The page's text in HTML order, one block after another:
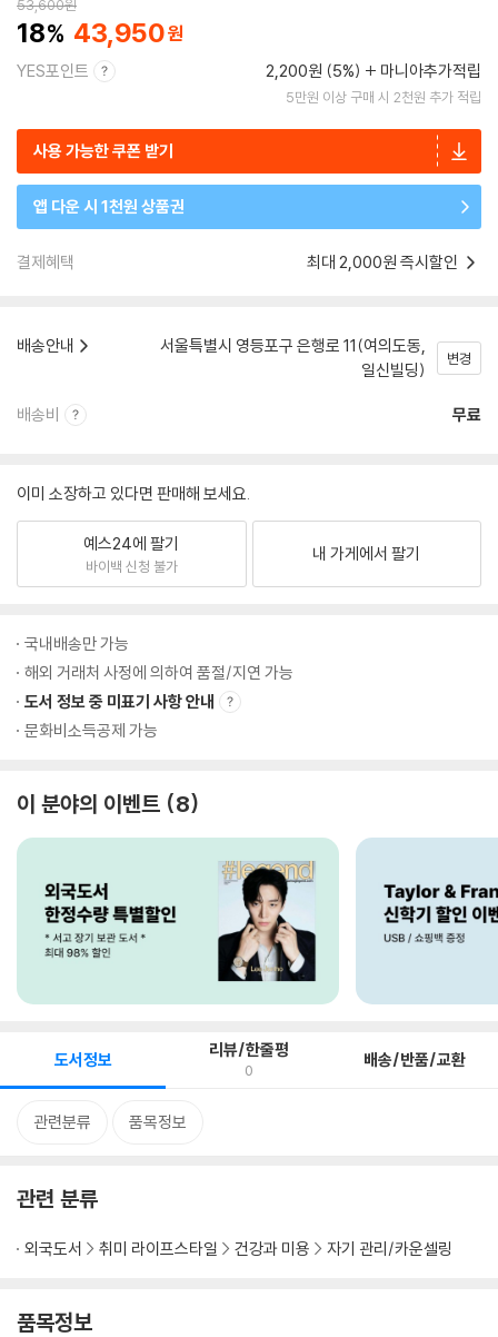
53,600원
18 43,950
YES포인트 2,200원 (5%) 마니아추가적립
5만원 이상 구매 시 2천원 추가 적립
사용 가능한 쿠폰 받기
앱 다운 시 1천원 상품권
결제혜택 최대 2,000원 즉시할인
배송안내
서울특별시 영등포구 은행로 11(여의도동,
일신빌딩)
변경
배송비 무료
이미 소장하고 있다면 판매해 보세요.
예스24에 팔기
바이백 신청 불가
내 가게에서 팔기
국내배송만 가능
해외 거래처 사정에 의하여 품절/지연 가능
도서 정보 중 미표기 사항 안내
문화비소득공제 가능
이 분야의 이벤트 8
도서정보 리뷰/한줄평
0 배송/반품/교환
관련분류 품목정보
관련 분류
외국도서 취미 라이프스타일 건강과 미용 자기 관리/카운셀링
품목정보